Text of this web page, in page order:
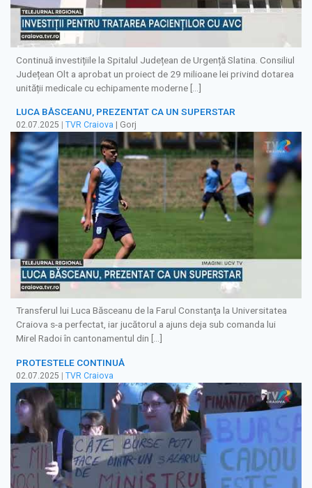
Continuă investițiile la Spitalul Județean de Urgență Slatina. Consiliul
Județean Olt a aprobat un proiect de 29 milioane lei privind dotarea
unității medicale cu echipamente moderne […]
LUCA BĂSCEANU, PREZENTAT CA UN SUPERSTAR
02.07.2025 TVR Craiova | Gorj
Transferul lui Luca Băsceanu de la Farul Constanţa la Universitatea
Craiova s-a perfectat, iar jucătorul a ajuns deja sub comanda lui
Mirel Radoi în cantonamentul din […]
PROTESTELE CONTINUĂ
02.07.2025 | TVR Craiova